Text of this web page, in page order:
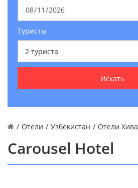
Туристы
2 туриста
Искать
/ Отели / Узбекистан / Отели Хива
Carousel Hotel